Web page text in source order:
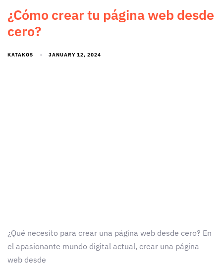
¿Cómo crear tu página web desde
cero?
KATAKOS JANUARY 12, 2024
¿Qué necesito para crear una página web desde cero? En
el apasionante mundo digital actual, crear una página
web desde